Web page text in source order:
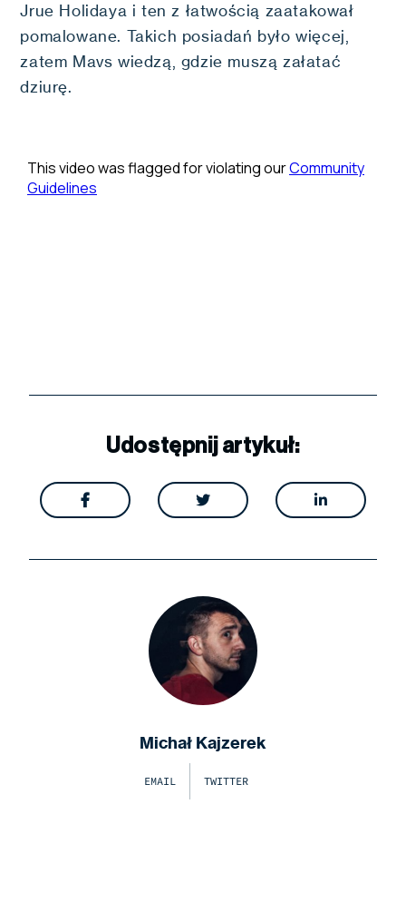
Jrue Holidaya i ten z łatwością zaatakował
pomalowane. Takich posiadań było więcej,
zatem Mavs wiedzą, gdzie muszą załatać
dziurę.
Udostępnij artykuł:
  
Michał Kajzerek
EMAIL TWITTER